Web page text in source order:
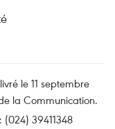
le 11 septembre
la Communication.
(024) 39411348